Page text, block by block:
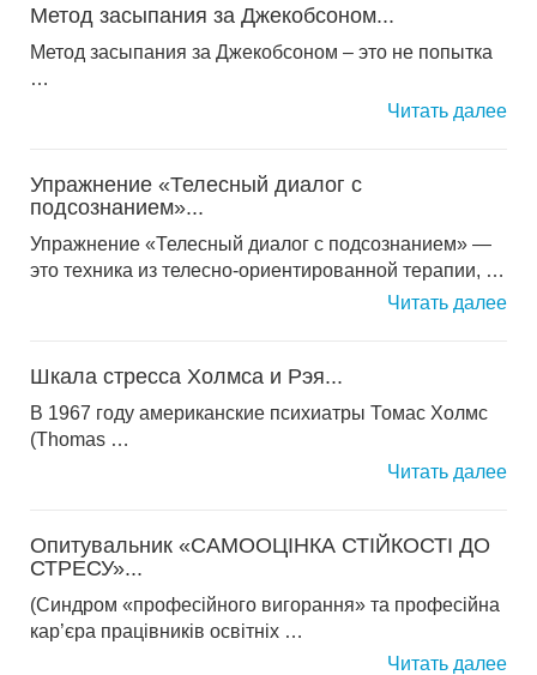
Метод засыпания за Джекобсоном...
Метод засыпания за Джекобсоном – это не попытка
…
Читать далее
Упражнение «Телесный диалог с
подсознанием»...
Упражнение «Телесный диалог с подсознанием» —
это техника из телесно-ориентированной терапии, …
Читать далее
Шкала стресса Холмса и Рэя...
В 1967 году американские психиатры Томас Холмс
(Thomas …
Читать далее
Опитувальник «САМООЦІНКА СТІЙКОСТІ ДО
СТРЕСУ»...
(Синдром «професійного вигорання» та професійна
кар’єра працівників освітніх …
Читать далее